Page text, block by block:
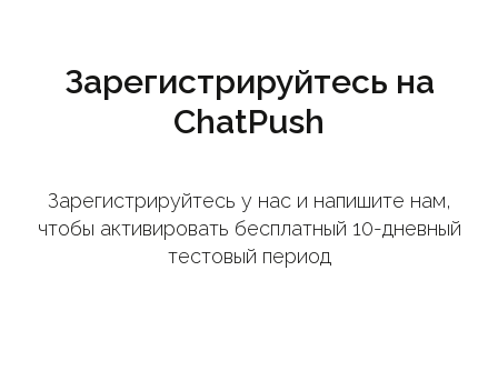
Зарегистрируйтесь на
ChatPush
Зарегистрируйтесь у нас и напишите нам,
чтобы активировать бесплатный 10-дневный
тестовый период